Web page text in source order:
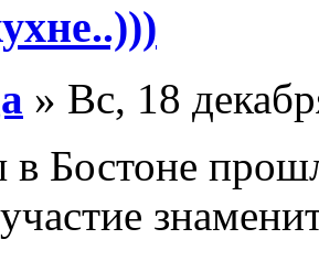
» Вс, 18
Бостоне